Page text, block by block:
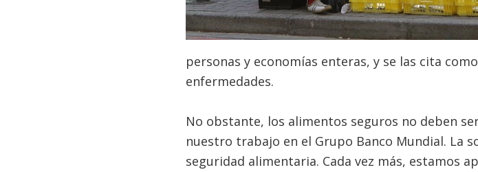
personas y economías enteras, y se las cita
enfermedades.
No obstante, los alimentos seguros no deben
nuestro trabajo en el Grupo Banco Mundial. La
seguridad alimentaria. Cada vez más, estamos